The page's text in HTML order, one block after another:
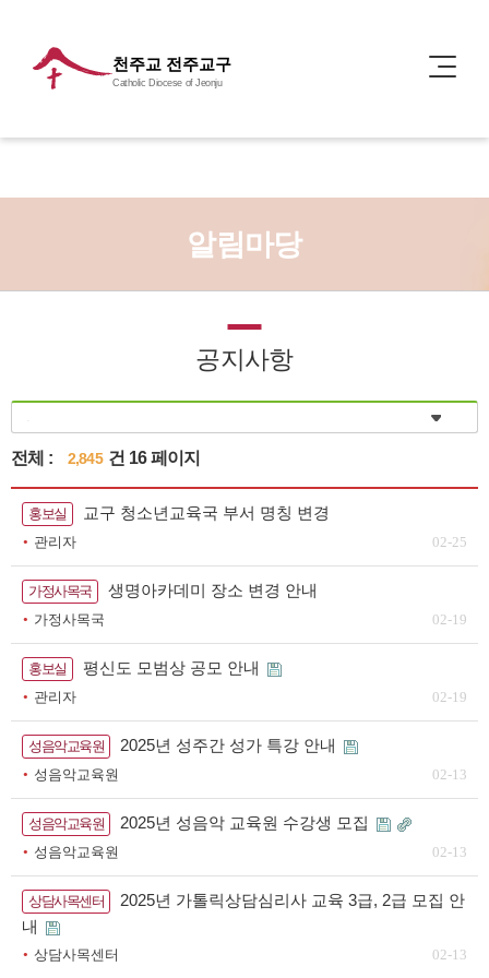
천주교 전주교구
Catholic Diocese of Jeonju
알림마당
공지사항
전체 : 2,845 건 16 페이지
홍보실 교구 청소년교육국 부서 명칭 변경
관리자 02-25
가정사목국 생명아카데미 장소 변경 안내
가정사목국 02-19
홍보실 평신도 모범상 공모 안내
관리자 02-19
성음악교육원 2025년 성주간 성가 특강 안내
성음악교육원 02-13
성음악교육원 2025년 성음악 교육원 수강생 모집
성음악교육원 02-13
상담사목센터
2025년 가톨릭상담심리사 교육 3급, 2급 모집 안
내
상담사목센터 02-13